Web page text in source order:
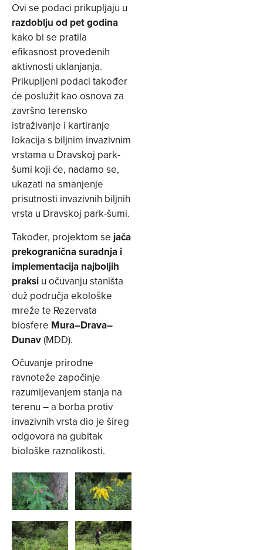
Ovi se podaci prikupljaju u
razdoblju od pet godina
kako bi se pratila
efikasnost provedenih
aktivnosti uklanjanja.
Prikupljeni podaci također
će poslužit kao osnova za
završno terensko
istraživanje i kartiranje
lokacija s biljnim invazivnim
vrstama u Dravskoj park-
šumi koji će, nadamo se,
ukazati na smanjenje
prisutnosti invazivnih biljnih
vrsta u Dravskoj park-šumi.
Također, projektom se jača
prekogranična suradnja i
implementacija najboljih
praksi u očuvanju staništa
duž područja ekološke
mreže te Rezervata
biosfere Mura–Drava–
Dunav(MDD).
Očuvanje prirodne
ravnoteže započinje
razumijevanjem stanja na
terenu – a borba protiv
invazivnih vrsta dio je šireg
odgovora na gubitak
biološke raznolikosti.